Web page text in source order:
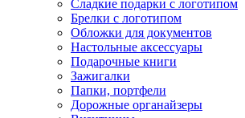
Сладкие подарки с логотипом
Брелки с логотипом
Обложки для документов
Настольные аксессуары
Подарочные книги
Зажигалки
Папки, портфели
Дорожные органайзеры